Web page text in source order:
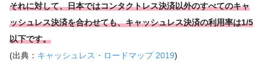
それに対して、日本ではコンタクトレス決済以外のすべてのキャ
ッシュレス決済を合わせても、キャッシュレス決済の利用率は1/5
以下です。
(出典： キャッシュレス・ロードマップ 2019)